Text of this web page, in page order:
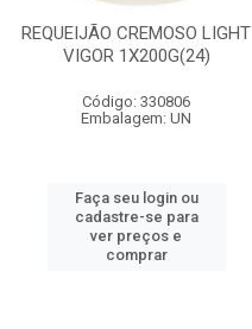
REQUEIJÃO CREMOSO LIGHT
VIGOR 1X200G(24)
Código: 330806
Embalagem: UN
Faça seu login ou
cadastre-se para
ver preços e
comprar